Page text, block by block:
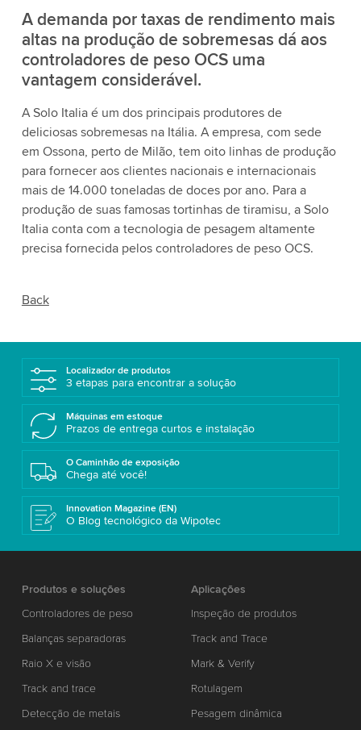
A demanda por taxas de rendimento mais
altas na produção de sobremesas dá aos
controladores de peso OCS uma
vantagem considerável.
A Solo Italia é um dos principais produtores de
deliciosas sobremesas na Itália. A empresa, com sede
em Ossona, perto de Milão, tem oito linhas de produção
para fornecer aos clientes nacionais e internacionais
mais de 14.000 toneladas de doces por ano. Para a
produção de suas famosas tortinhas de tiramisu, a Solo
Italia conta com a tecnologia de pesagem altamente
precisa fornecida pelos controladores de peso OCS.
Back
Localizador de produtos
3 etapas para encontrar a solução
Máquinas em estoque
Prazos de entrega curtos e instalação
O Caminhão de exposição
Chega até você!
Innovation Magazine (EN)
O Blog tecnológico da Wipotec
Produtos e soluções
Controladores de peso
Balanças separadoras
Raio X e visão
Track and trace
Detecção de metais
Aplicações
Inspeção de produtos
Track and Trace
Mark & Verify
Rotulagem
Pesagem dinâmica